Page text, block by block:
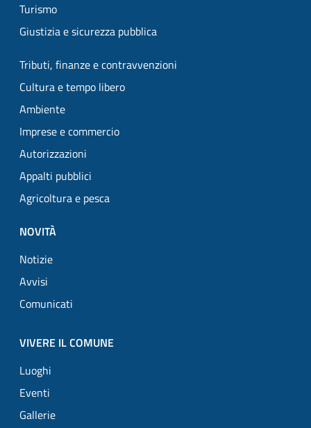
Turismo
Giustizia e sicurezza pubblica
Tributi, finanze e contravvenzioni
Cultura e tempo libero
Ambiente
Imprese e commercio
Autorizzazioni
Appalti pubblici
Agricoltura e pesca
NOVITÀ
Notizie
Avvisi
Comunicati
VIVERE IL COMUNE
Luoghi
Eventi
Gallerie